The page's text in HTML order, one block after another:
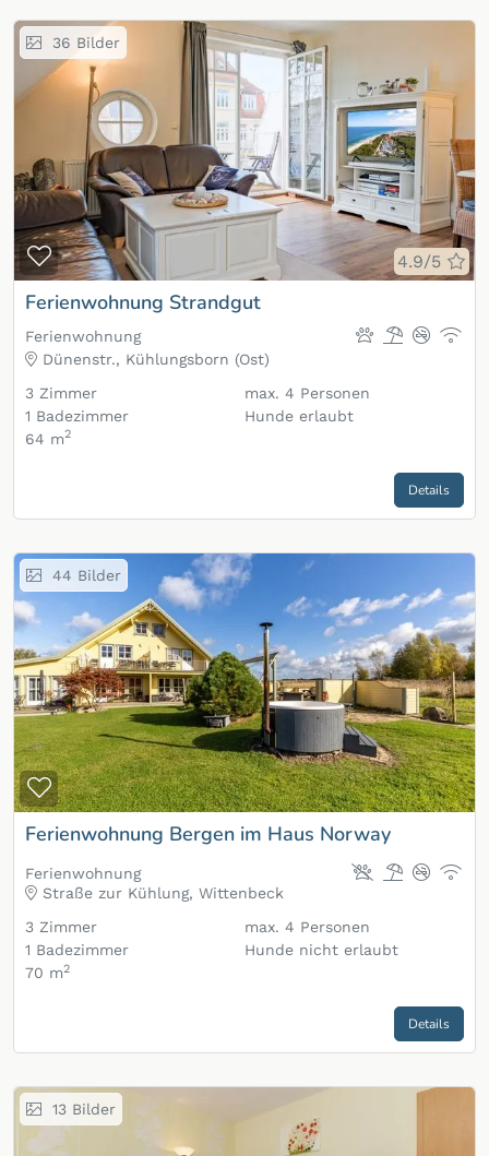
4.9/5
36 Bilder
Zur Merkliste hinzufügen
Ferienwohnung Strandgut
Ferienwohnung
Dünenstr., Kühlungsborn (Ost)
3 Zimmer
1 Badezimmer
64 m2
max. 4 Personen
Hunde erlaubt
Details
44 Bilder
Zur Merkliste hinzufügen
Ferienwohnung Bergen im Haus Norway
Ferienwohnung
Straße zur Kühlung, Wittenbeck
3 Zimmer
1 Badezimmer
70 m2
max. 4 Personen
Hunde nicht erlaubt
Details
13 Bilder